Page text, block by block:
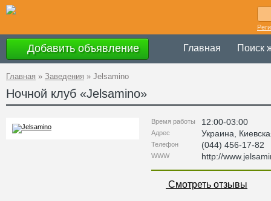
Добавить объявление Главная Поиск
Главная » Заведения » Jelsamino
Ночной клуб «Jelsamino»
Время работы 12:00-03:00
Адрес Украина
Телефон (044) 456-17-82
WWW http://
Смотреть отзывы